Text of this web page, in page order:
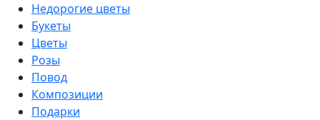
Недорогие цветы
Букеты
Цветы
Розы
Повод
Композиции
Подарки